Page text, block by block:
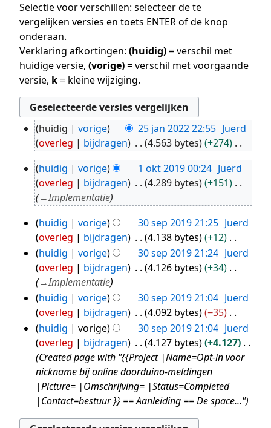
Selectie voor verschillen: selecteer de te
vergelijken versies en toets ENTER of de knop
onderaan.
Verklaring afkortingen: (huidig)= verschil met
huidige versie, (vorige)= verschil met voorgaande
versie, k= kleine wijziging.
25
jan
2022
huidig vorige 25 jan 2022 22:55 Juerd
overleg
bijdragen 4.563 bytes
+274
G
e
e
n
e
w
e
r
k
i
n
g
s
s
a
m
e
n
1
okt
2019
huidig vorige 1 okt 2019 00:24 Juerd
overleg
bijdragen 4.289 bytes
+151
→Implementatie
30
sep
2019
huidig vorige 30 sep 2019 21:25 Juerd
overleg
bijdragen 4.138 bytes
+12
G
e
e
n
b
e
w
e
r
k
n
huidig vorige 30 sep 2019 21:24 Juerd
overleg
bijdragen 4.126 bytes
+34
→Implementatie
huidig
vorige 30 sep 2019 21:04 Juerd
overleg
bijdragen 4.092 bytes
−35
G
e
e
n
b
e
huidig vorige 30 sep 2019 21:04 Juerd
overleg
bijdragen 4.127 bytes
+4.127
Created page with "{{Project |Name=Opt-in voor
nickname bij online doorduino-meldingen
|Picture= |Omschrijving= |Status=Completed
|Contact=bestuur }} == Aanleiding == De space..."